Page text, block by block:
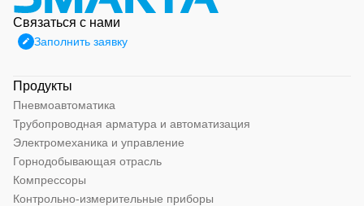
Связаться с нами
Заполнить заявку
Продукты
Пневмоавтоматика
Трубопроводная арматура и автоматизация
Электромеханика и управление
Горнодобывающая отрасль
Компрессоры
Контрольно-измерительные приборы